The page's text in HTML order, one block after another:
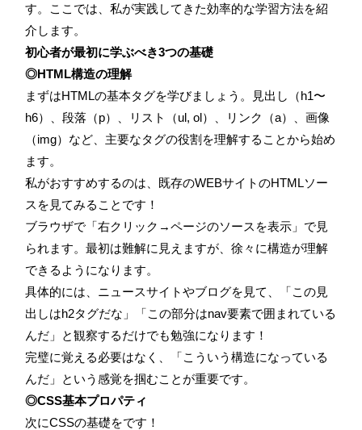
す。ここでは、私が実践してきた効率的な学習方法を紹
介します。
初心者が最初に学ぶべき3つの基礎
◎HTML構造の理解
まずはHTMLの基本タグを学びましょう。見出し（h1〜
h6）、段落（p）、リスト（ul, ol）、リンク（a）、画像
（img）など、主要なタグの役割を理解することから始め
ます。
私がおすすめするのは、既存のWEBサイトのHTMLソー
スを見てみることです！
ブラウザで「右クリック→ページのソースを表示」で見
られます。最初は難解に見えますが、徐々に構造が理解
できるようになります。
具体的には、ニュースサイトやブログを見て、「この見
出しはh2タグだな」「この部分はnav要素で囲まれている
んだ」と観察するだけでも勉強になります！
完璧に覚える必要はなく、「こういう構造になっている
んだ」という感覚を掴むことが重要です。
◎CSS基本プロパティ
次にCSSの基礎をです！